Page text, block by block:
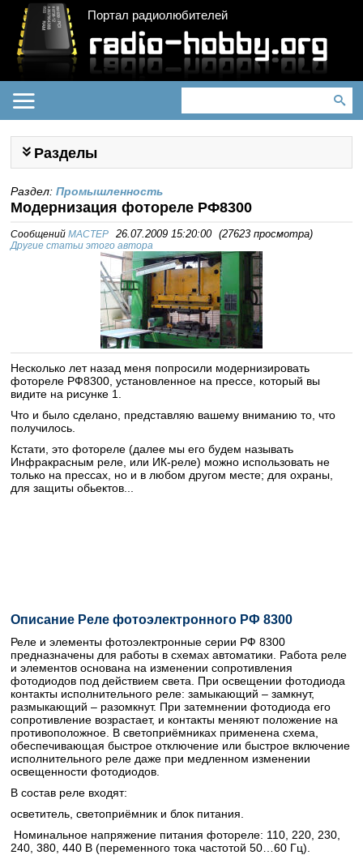
Портал радиолюбителей
Разделы
Раздел:Промышленность
Модернизация фотореле РФ8300
СообщенийMACTEP 26.07.2009 15:20:00 (27623 просмотра)
Другие статьи этого автора
Несколько лет назад меня попросили модернизировать
фотореле РФ8300, установленное на прессе, который вы
видите на рисунке 1.
Что и было сделано, представляю вашему вниманию то, что
получилось.
Кстати, это фотореле (далее мы его будем называть
Инфракрасным реле, или ИК-реле) можно использовать не
только на прессах, но и в любом другом месте; для охраны,
для защиты обьектов...
Описание Реле фотоэлектронного РФ 8300
Реле и элементы фотоэлектронные серии РФ 8300
предназначены для работы в схемах автоматики. Работа реле
и элементов основана на изменении сопротивления
фотодиодов под действием света. При освещении фотодиода
контакты исполнительного реле: замыкающий – замкнут,
размыкающий – разомкнут. При затемнении фотодиода его
сопротивление возрастает, и контакты меняют положение на
противоположное. В светоприёмниках применена схема,
обеспечивающая быстрое отключение или быстрое включение
исполнительного реле даже при медленном изменении
освещенности фотодиодов.
В состав реле входят:
осветитель, светоприёмник и блок питания.
Номинальное напряжение питания фотореле: 110, 220, 230,
240, 380, 440 В (переменного тока частотой 50…60 Гц).